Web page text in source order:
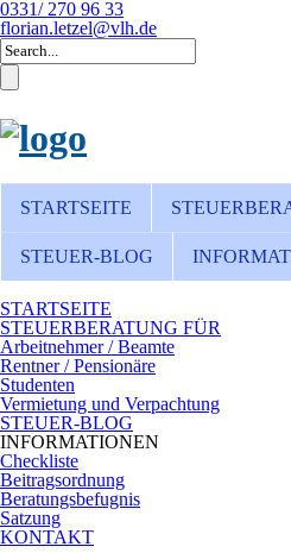
0331/ 270 96 33
florian.letzel@vlh.de
STARTSEITE
STEUER-BLOG
STARTSEITE
STEUERBERATUNG FÜR
Arbeitnehmer / Beamte
Rentner / Pensionäre
Studenten
Vermietung und Verpachtung
STEUER-BLOG
INFORMATIONEN
Checkliste
Beitragsordnung
Beratungsbefugnis
Satzung
KONTAKT